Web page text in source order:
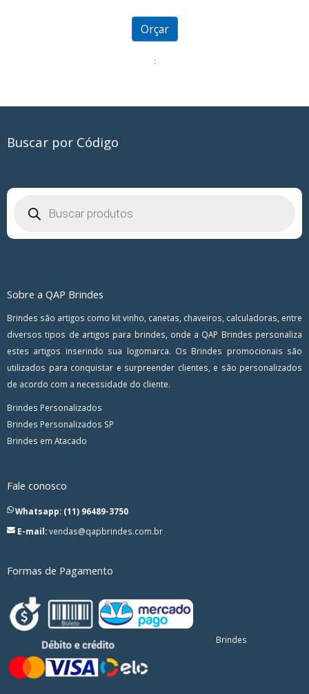
Orçar
:
Buscar por Código
produtos
Sobre a QAP Brindes
Brindes são artigos como kit vinho, canetas, chaveiros, calculadoras, entre
diversos tipos de artigos para brindes, onde a QAP Brindes personaliza
estes artigos inserindo sua logomarca. Os Brindes promocionais são
utilizados para conquistar e surpreender clientes, e são personalizados
de acordo com a necessidade do cliente.
Brindes Personalizados
Brindes Personalizados SP
Brindes em Atacado
Fale conosco
Whatsapp: (11) 96489-3750
E-mail:vendas@qapbrindes.com.br
Formas de Pagamento
Brindes